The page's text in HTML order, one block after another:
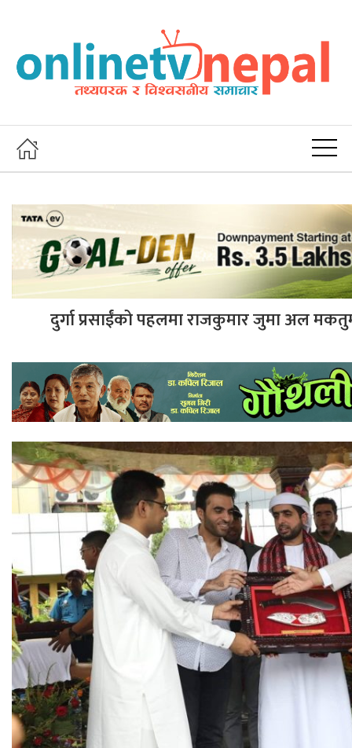
दुर्गा प्रसाईंको पहलमा राजकुमार जुमा अल